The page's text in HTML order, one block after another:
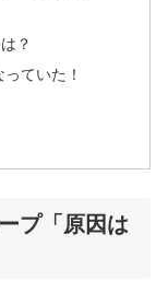
？
ていた！
プ「原因は